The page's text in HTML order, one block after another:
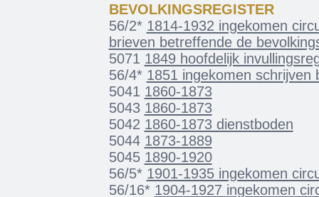
BEVOLKINGSREGISTER
56/2* 1814-1932 ingekomen
brieven betreffende de
5071 1849 hoofdelijk
56/4* 1851 ingekomen
5041 1860-1873
5043 1860-1873
5042 1860-1873 dienstboden
5044 1873-1889
5045 1890-1920
56/5* 1901-1935 ingekomen
56/16* 1904-1927 ingekomen